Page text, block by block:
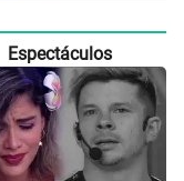
Espectáculos